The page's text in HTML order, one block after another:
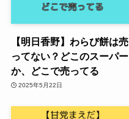
【明日香野】わらび餅は売
ってない？どこのスーパー
か、どこで売ってる
2025年5月22日